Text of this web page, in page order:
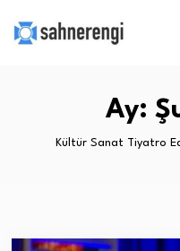
Ay:
Kültür Sanat Tiyatro